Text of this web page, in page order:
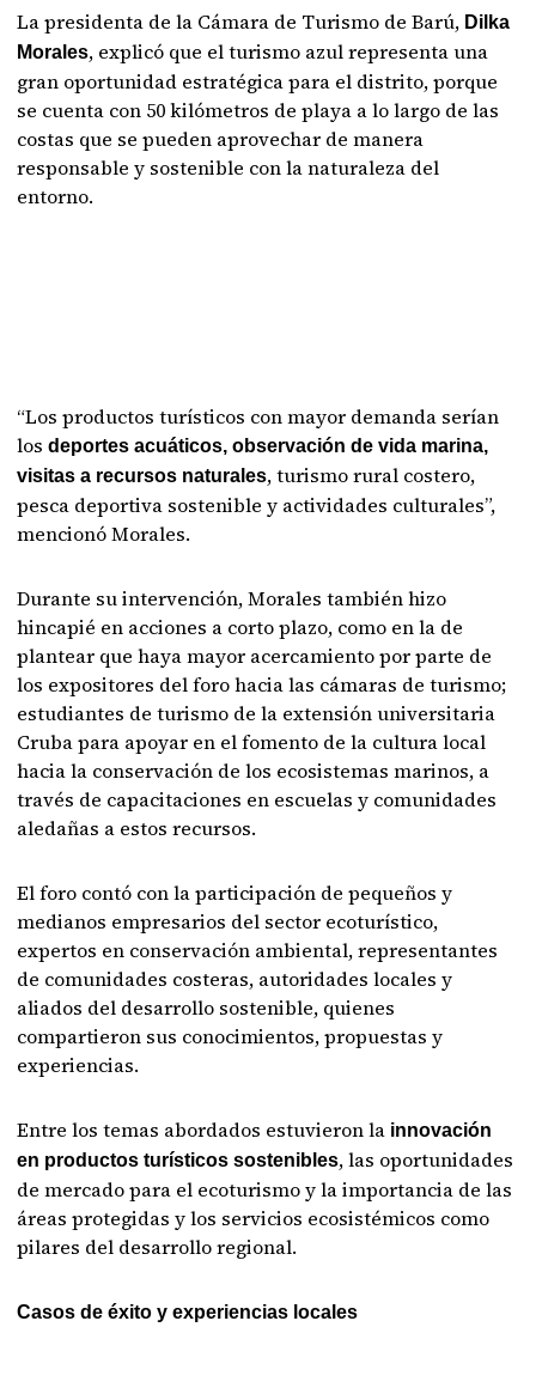
La presidenta de la Cámara de Turismo de Barú, Dilka
Morales, explicó que el turismo azul representa una
gran oportunidad estratégica para el distrito, porque
se cuenta con 50 kilómetros de playa a lo largo de las
costas que se pueden aprovechar de manera
responsable y sostenible con la naturaleza del
entorno.
“Los productos turísticos con mayor demanda serían
losdeportes acuáticos, observación de vida marina,
visitas a recursos naturales, turismo rural costero,
pesca deportiva sostenible y actividades culturales”,
mencionó Morales.
Durante su intervención, Morales también hizo
hincapié en acciones a corto plazo, como en la de
plantear que haya mayor acercamiento por parte de
los expositores del foro hacia las cámaras de turismo;
estudiantes de turismo de la extensión universitaria
Cruba para apoyar en el fomento de la cultura local
hacia la conservación de los ecosistemas marinos, a
través de capacitaciones en escuelas y comunidades
aledañas a estos recursos.
El foro contó con la participación de pequeños y
medianos empresarios del sector ecoturístico,
expertos en conservación ambiental, representantes
de comunidades costeras, autoridades locales y
aliados del desarrollo sostenible, quienes
compartieron sus conocimientos, propuestas y
experiencias.
Entre los temas abordados estuvieron la innovación
en productos turísticos sostenibles, las oportunidades
de mercado para el ecoturismo y la importancia de las
áreas protegidas y los servicios ecosistémicos como
pilares del desarrollo regional.
Casos de éxito y experiencias locales